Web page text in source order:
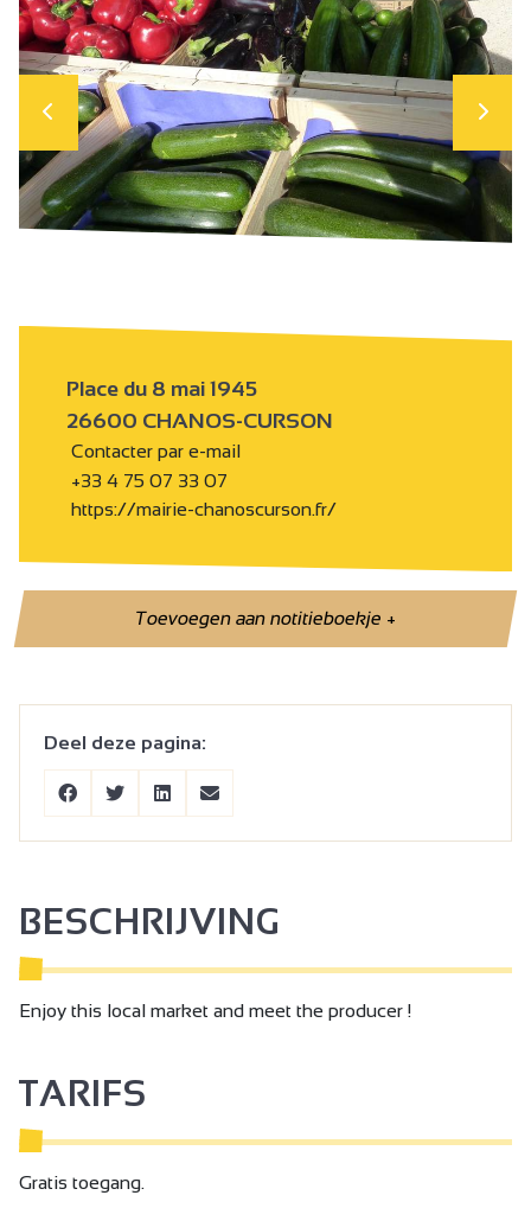
Place du 8 mai 1945
26600 CHANOS-CURSON
Contacter par e-mail
+33 4 75 07 33 07
https://mairie-chanoscurson.fr/
Toevoegen aan notitieboekje+
Deel deze pagina:
BESCHRIJVING
Enjoy this local market and meet the producer !
TARIFS
Gratis toegang.